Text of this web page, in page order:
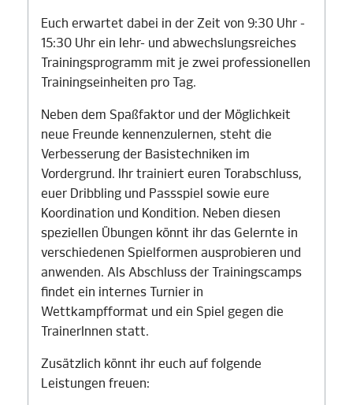
Euch erwartet dabei in der Zeit von 9:30 Uhr -
15:30 Uhr ein lehr- und abwechslungsreiches
Trainingsprogramm mit je zwei professionellen
Trainingseinheiten pro Tag.
Neben dem Spaßfaktor und der Möglichkeit
neue Freunde kennenzulernen, steht die
Verbesserung der Basistechniken im
Vordergrund. Ihr trainiert euren Torabschluss,
euer Dribbling und Passspiel sowie eure
Koordination und Kondition. Neben diesen
speziellen Übungen könnt ihr das Gelernte in
verschiedenen Spielformen ausprobieren und
anwenden. Als Abschluss der Trainingscamps
findet ein internes Turnier in
Wettkampfformat und ein Spiel gegen die
TrainerInnen statt.
Zusätzlich könnt ihr euch auf folgende
Leistungen freuen: